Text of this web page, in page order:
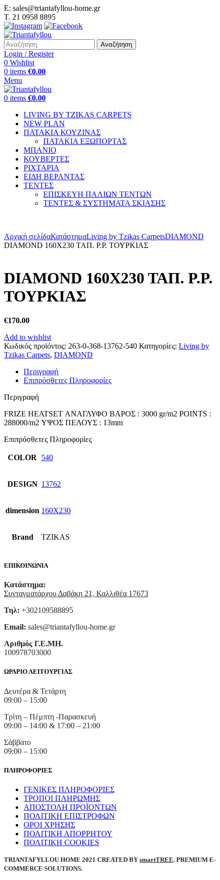
E: sales@triantafyllou-home.gr
T. 21 0958 8895
Αναζήτηση
Login / Register
0 Wishlist
0 items €0.00
Menu
0 items €0.00
LIVING BY TZIKAS CARPETS
NEW PLAN
ΠΑΤΑΚΙΑ ΚΟΥΖΙΝΑΣ
ΠΑΤΑΚΙΑ ΕΞΩΠΟΡΤΑΣ
ΜΠΑΝΙΟ
ΚΟΥΒΕΡΤΕΣ
ΡΙΧΤΑΡΙΑ
ΕΙΔΗ ΒΕΡΑΝΤΑΣ
ΤΕΝΤΕΣ
ΕΠΙΣΚΕΥΗ ΠΑΛΙΩΝ ΤΕΝΤΩΝ
ΤΕΝΤΕΣ & ΣΥΣΤΗΜΑΤΑ ΣΚΙΑΣΗΣ
Αρχική σελίδαΚατάστημαLiving by Tzikas CarpetsDIAMOND
DIAMOND 160Χ230 ΤΑΠ. Ρ.Ρ. ΤΟΥΡΚΙΑΣ
DIAMOND 160Χ230 ΤΑΠ. Ρ.Ρ.
ΤΟΥΡΚΙΑΣ
€170.00
Add to wishlist
Κωδικός προϊόντος: 263-0-368-13762-540 Κατηγορίες: Living by
Tzikas Carpets, DIAMOND
Περιγραφή
Επιπρόσθετες Πληροφορίες
Περιγραφή
FRIZE HEATSET ΑΝΑΓΛΥΦΟ ΒΑΡΟΣ : 3000 gr/m2 POINTS :
288000/m2 ΥΨΟΣ ΠΕΛΟΥΣ : 13mm
Επιπρόσθετες Πληροφορίες
COLOR 540
DESIGN 13762
dimension 160X230
Brand TZIKAS
ΕΠΙΚΟΙΝΩΝΙΑ
Κατάστημα:
Συνταγματάρχου Δαβάκη 21, Καλλιθέα 17673
Τηλ: +302109588895
Email: sales@triantafyllou-home.gr
Αριθμός Γ.Ε.ΜΗ.
100978703000
ΩΡΑΡΙΟ ΛΕΙΤΟΥΡΓΙΑΣ
Δευτέρα & Τετάρτη
09:00 – 15:00
Τρίτη – Πέμπτη -Παρασκευή
09:00 – 14:00 & 17:00 – 21:00
Σάββατο
09:00 – 15:00
ΠΛΗΡΟΦΟΡΙΕΣ
ΓΕΝΙΚΕΣ ΠΛΗΡΟΦΟΡΙΕΣ
ΤΡΟΠΟΙ ΠΛΗΡΩΜΗΣ
ΑΠΟΣΤΟΛΗ ΠΡΟΪΟΝΤΩΝ
ΠΟΛΙΤΙΚΗ ΕΠΙΣΤΡΟΦΩΝ
ΟΡΟΙ ΧΡΗΣΗΣ
ΠΟΛΙΤΙΚΗ ΑΠΟΡΡΗΤΟΥ
ΠΟΛΙΤΙΚΗ COOKIES
TRIANTAFYLLOU HOME 2021 CREATED BY smartTREE. PREMIUM E-
COMMERCE SOLUTIONS.